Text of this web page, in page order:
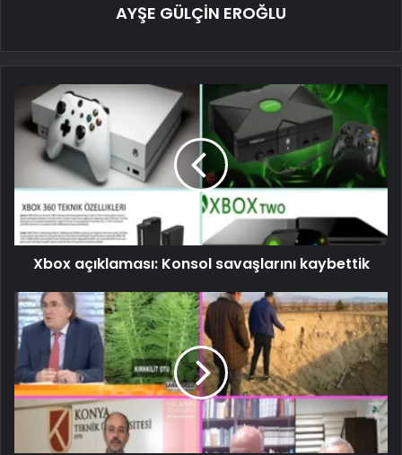
AYŞE GÜLÇİN EROĞLU
Xbox açıklaması: Konsol savaşlarını kaybettik